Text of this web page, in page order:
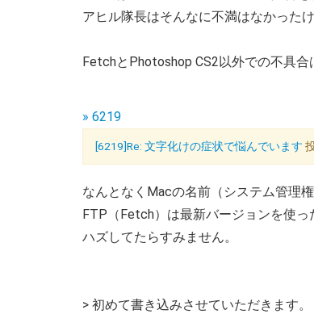
アヒル隊長はそんなに不満はなかった
FetchとPhotoshop CS2以外での不具合
» 6219
[6219]Re: 文字化けの症状で悩んでいます
なんとなくMacの名前（システム管理
FTP（Fetch）は最新バージョンを使っ
ハズしてたらすみません。
> 初めて書き込みさせていただきます。